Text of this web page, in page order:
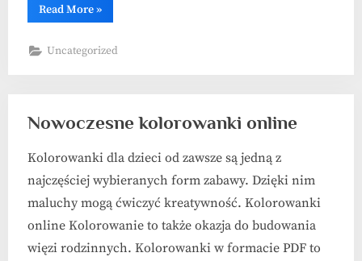
Read More“Kolorowanki
dla
pobrania”
»
Uncategorized
Nowoczesne kolorowanki online
Kolorowanki dla dzieci od zawsze są jedną z
najczęściej wybieranych form zabawy. Dzięki nim
maluchy mogą ćwiczyć kreatywność. Kolorowanki
online Kolorowanie to także okazja do budowania
więzi rodzinnych. Kolorowanki w formacie PDF to